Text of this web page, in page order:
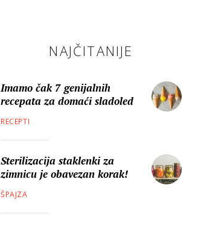
NAJČITANIJE
Imamo čak 7 genijalnih
recepata za domaći sladoled
RECEPTI
Sterilizacija staklenki za
zimnicu je obavezan korak!
ŠPAJZA